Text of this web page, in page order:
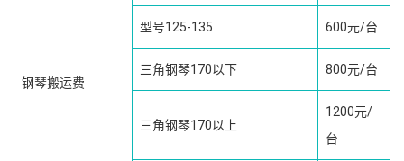
钢琴搬运费
型号125-135 600元/台
三角钢琴170以下 800元/台
三角钢琴170以上
1200元/
台